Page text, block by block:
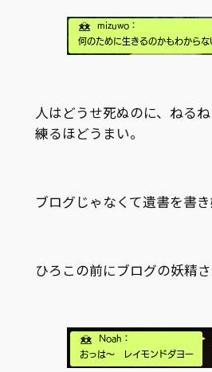
人はどうせ死ぬのに、ねる
練るほどうまい。
ブログじゃなくて遺書を書き
ひろこの前にブログの妖精さ